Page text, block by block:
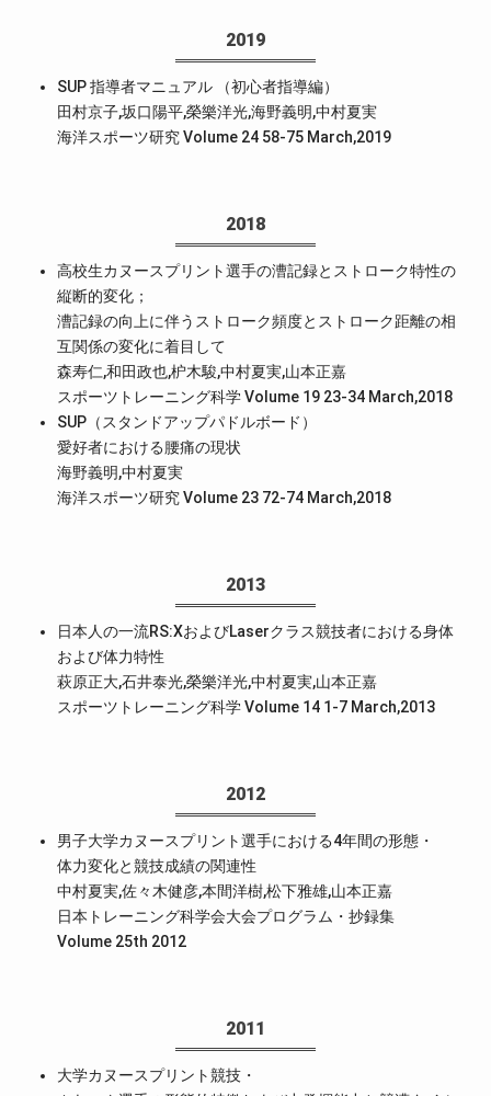
2019
SUP 指導者マニュアル （初心者指導編）
田村京子,坂口陽平,榮樂洋光,海野義明,中村夏実
海洋スポーツ研究 Volume 24 58-75 March,2019
2018
高校生カヌースプリント選手の漕記録とストローク特性の
縦断的変化；
漕記録の向上に伴うストローク頻度とストローク距離の相
互関係の変化に着目して
森寿仁,和田政也,枦木駿,中村夏実,山本正嘉
スポーツトレーニング科学 Volume 19 23-34 March,2018
SUP（スタンドアップパドルボード）
愛好者における腰痛の現状
海野義明,中村夏実
海洋スポーツ研究 Volume 23 72-74 March,2018
2013
日本人の一流RS:XおよびLaserクラス競技者における身体
および体力特性
萩原正大,石井泰光,榮樂洋光,中村夏実,山本正嘉
スポーツトレーニング科学 Volume 14 1-7 March,2013
2012
男子大学カヌースプリント選手における4年間の形態・
体力変化と競技成績の関連性
中村夏実,佐々木健彦,本間洋樹,松下雅雄,山本正嘉
日本トレーニング科学会大会プログラム・抄録集
Volume 25th 2012
2011
大学カヌースプリント競技・